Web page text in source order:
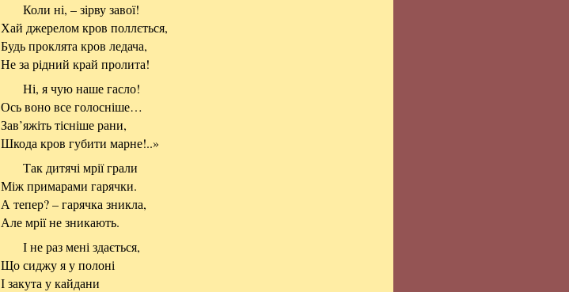
Коли ні, – зірву завої!
Хай джерелом кров поллється,
Будь проклята кров ледача,
Не за рідний край пролита!
Ні, я чую наше гасло!
Ось воно все голосніше…
Зав’яжіть тісніше рани,
Шкода кров губити марне!..»
Так дитячі мрії грали
Між примарами гарячки.
А тепер? – гарячка зникла,
Але мрії не зникають.
І не раз мені здається,
Що сиджу я у полоні
І закута у кайдани